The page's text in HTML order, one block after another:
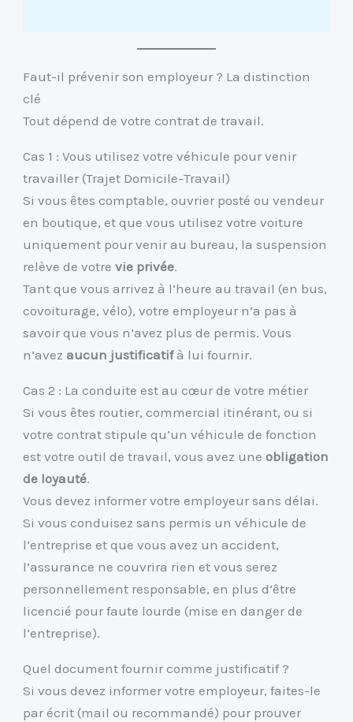
Faut-il prévenir son employeur ? La distinction
clé
Tout dépend de votre contrat de travail.
Cas 1 : Vous utilisez votre véhicule pour venir
travailler (Trajet Domicile-Travail)
Si vous êtes comptable, ouvrier posté ou vendeur
en boutique, et que vous utilisez votre voiture
uniquement pour venir au bureau, la suspension
relève de votrevie privée.
Tant que vous arrivez à l’heure au travail (en bus,
covoiturage, vélo), votre employeur n’a pas à
savoir que vous n’avez plus de permis. Vous
n’avezaucun justificatifà lui fournir.
Cas 2 : La conduite est au cœur de votre métier
Si vous êtes routier, commercial itinérant, ou si
votre contrat stipule qu’un véhicule de fonction
est votre outil de travail, vous avez uneobligation
de loyauté.
Vous devez informer votre employeur sans délai.
Si vous conduisez sans permis un véhicule de
l’entreprise et que vous avez un accident,
l’assurance ne couvrira rien et vous serez
personnellement responsable, en plus d’être
licencié pour faute lourde (mise en danger de
l’entreprise).
Quel document fournir comme justificatif ?
Si vous devez informer votre employeur, faites-le
par écrit (mail ou recommandé) pour prouver